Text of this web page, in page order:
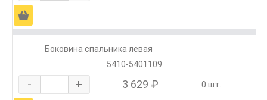
Ä
Боковина спальника левая
5410-5401109
- + 3 629 ₽ 0 шт.